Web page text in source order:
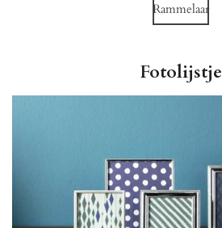
Rammelaar
Fotolijstje